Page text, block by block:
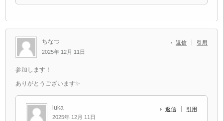
ちなつ
2025年 12月 11日
返信 引用
参加します！
ありがとうございます✨️
luka
2025年 12月 11日
返信 引用